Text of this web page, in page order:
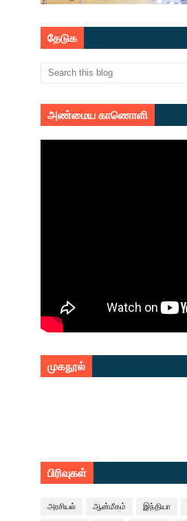
தேடுக
அண்மைய காணொளி
முகநூல்
பிரிவுகள்
அரசியல் ஆன்மீகம் இந்தியா